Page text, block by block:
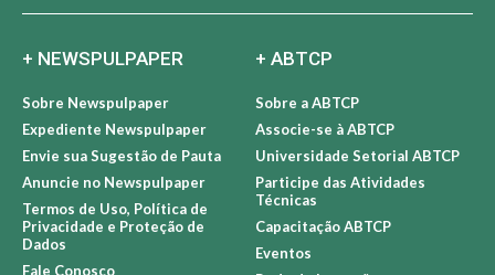
+ NEWSPULPAPER
Sobre Newspulpaper
Expediente Newspulpaper
Envie sua Sugestão de Pauta
Anuncie no Newspulpaper
Termos de Uso, Política de
Privacidade e Proteção de
Dados
Fale Conosco
+ ABTCP
Sobre a ABTCP
Associe-se à ABTCP
Universidade Setorial ABTCP
Participe das Atividades
Técnicas
Capacitação ABTCP
Eventos